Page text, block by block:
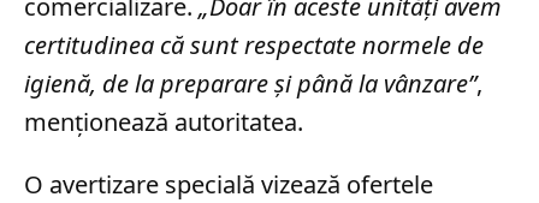
comercializare. „Doar în aceste unități avem
certitudinea că sunt respectate normele de
igienă, de la preparare și până la vânzare”,
menționează autoritatea.
O avertizare specială vizează ofertele